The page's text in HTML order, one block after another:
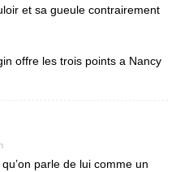
et sa gueule contrairement
offre les trois points a Nancy
parle de lui comme un